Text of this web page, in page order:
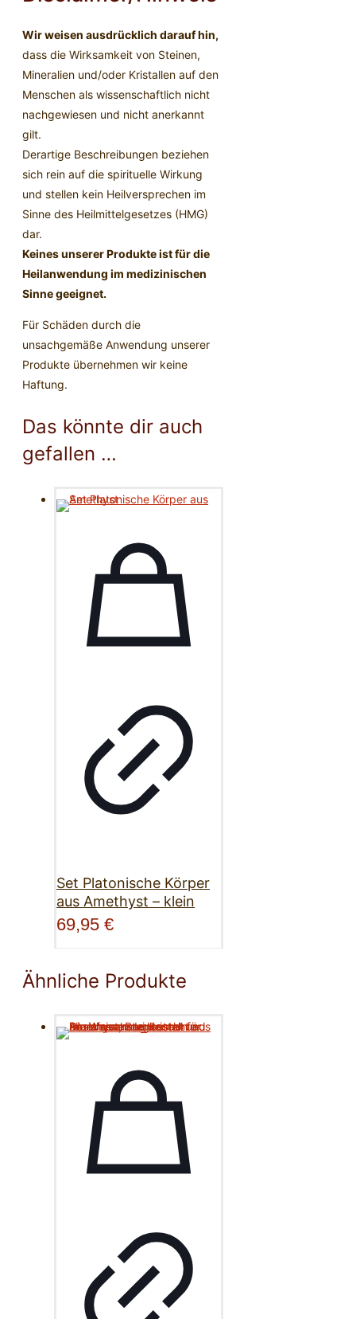
Wir weisen ausdrücklich darauf hin,
dass die Wirksamkeit von Steinen,
Mineralien und/oder Kristallen auf den
Menschen als wissenschaftlich nicht
nachgewiesen und nicht anerkannt
gilt.
Derartige Beschreibungen beziehen
sich rein auf die spirituelle Wirkung
und stellen kein Heilversprechen im
Sinne des Heilmittelgesetzes (HMG)
dar.
Keines unserer Produkte ist für die
Heilanwendung im medizinischen
Sinne geeignet.
Für Schäden durch die
unsachgemäße Anwendung unserer
Produkte übernehmen wir keine
Haftung.
Das könnte dir auch
gefallen …
Set Platonische Körper
aus Amethyst – klein
69,95 €
Ähnliche Produkte